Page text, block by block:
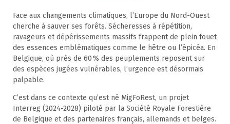
Face aux changements climatiques, l’Europe du Nord-Ouest
cherche à sauver ses forêts. Sécheresses à répétition,
ravageurs et dépérissements massifs frappent de plein fouet
des essences emblématiques comme le hêtre ou l’épicéa. En
Belgique, où près de 60 % des peuplements reposent sur
des espèces jugées vulnérables, l’urgence est désormais
palpable.
C’est dans ce contexte qu’est né MigFoRest, un projet
Interreg (2024-2028) piloté par la Société Royale Forestière
de Belgique et des partenaires français, allemands et belges.